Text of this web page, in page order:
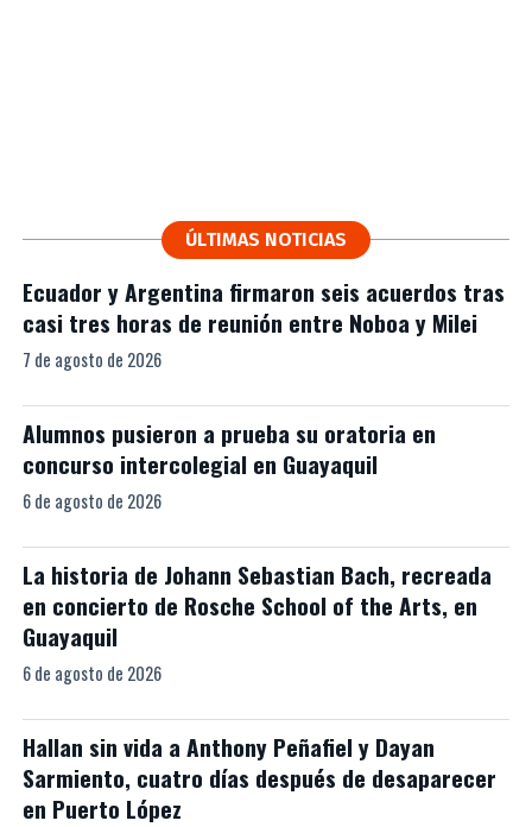
ÚLTIMAS NOTICIAS
Ecuador y Argentina firmaron seis acuerdos tras
casi tres horas de reunión entre Noboa y Milei
7 de agosto de 2026
Alumnos pusieron a prueba su oratoria en
concurso intercolegial en Guayaquil
6 de agosto de 2026
La historia de Johann Sebastian Bach, recreada
en concierto de Rosche School of the Arts, en
Guayaquil
6 de agosto de 2026
Hallan sin vida a Anthony Peñafiel y Dayan
Sarmiento, cuatro días después de desaparecer
en Puerto López